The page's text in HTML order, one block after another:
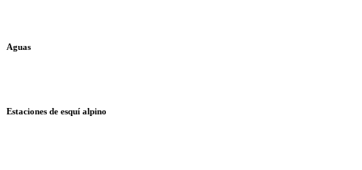
Aguas
Estaciones de esquí alpino